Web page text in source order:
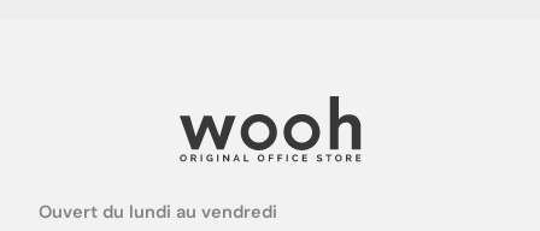
Ouvert du lundi au vendredi